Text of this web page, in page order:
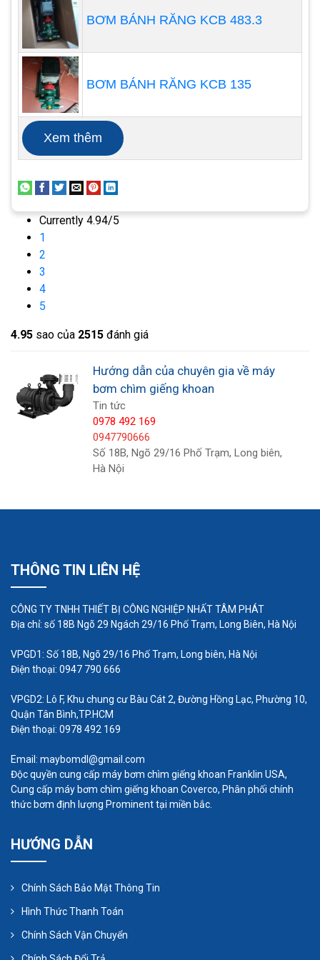
hoàn toàn. Tuy nhiên, các mô hình đầu tiên tỏ ra
rất thành công và máy bơm đã trở nên phổ biến
vào những năm 1960. Trong cùng thời kỳ này, các
máy bơm được lắp thêm ray dẫn hướng, hỗ trợ
tháo máy bơm khi cần sửa chữa. Khi ngày càng có
nhiều công ty bắt đầu nhận thấy những lợi ích của
máy bơm chìm, sự phổ biến của chúng tiếp tục
phát triển. Hiện nay chúng là một thành phần quan
trọng trong nhiều trạm bơm hiện đại và trong
nhiều ứng dụng khác.
Máy bơm chìm giếng khoan được sản xuất với
nhau; chúng có thể được cài đặt như một đơn vị
ứng dụng công nghiệp, lắp hai máy bơm với nhau
thường là lựa chọn ưu tiên, vì nó cung cấp mức độ
dự phòng nếu một trong các thiết bị ngừng hoạt
động; nó làm giảm mức độ hao mòn trên các máy
bơm riêng lẻ; và nó cung cấp công suất lớn hơn
nếu được yêu cầu.
BƠM BÁNH RĂNG KCB 483.3
BƠM BÁNH RĂNG KCB 135
Xem thêm
Currently 4.94/5
1
2
3
4
5
4.95 sao của 2515 đánh giá
Hướng dẫn của chuyên gia về máy
bơm chìm giếng khoan
Tin tức
0978 492 169
0947790666
Số 18B, Ngõ 29/16 Phố Trạm, Long biên,
Hà Nội
THÔNG TIN LIÊN HỆ
CÔNG TY TNHH THIẾT BỊ CÔNG NGHIỆP NHẤT TÂM PHÁT
Địa chỉ: số 18B Ngõ 29 Ngách 29/16 Phố Trạm, Long Biên, Hà Nội
VPGD1: Số 18B, Ngõ 29/16 Phố Trạm, Long biên, Hà Nội
Điện thoại: 0947 790 666
VPGD2: Lô F, Khu chung cư Bàu Cát 2, Đường Hồng Lạc, Phường 10,
Quận Tân Bình,TP.HCM
Điện thoại: 0978 492 169
Email: maybomdl@gmail.com
Độc quyền cung cấp máy bơm chìm giếng khoan Franklin USA,
Cung cấp máy bơm chìm giếng khoan Coverco, Phân phối chính
thức bơm định lượng Prominent tại miền bắc.
HƯỚNG DẪN
Chính Sách Bảo Mật Thông Tin
Hình Thức Thanh Toán
Chính Sách Vận Chuyển